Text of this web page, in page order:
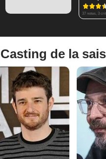
37 notes, 3
Casting de la